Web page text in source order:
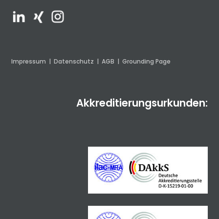
Impressum | Datenschutz | AGB | Grounding Page
Akkreditierungsurkunden: